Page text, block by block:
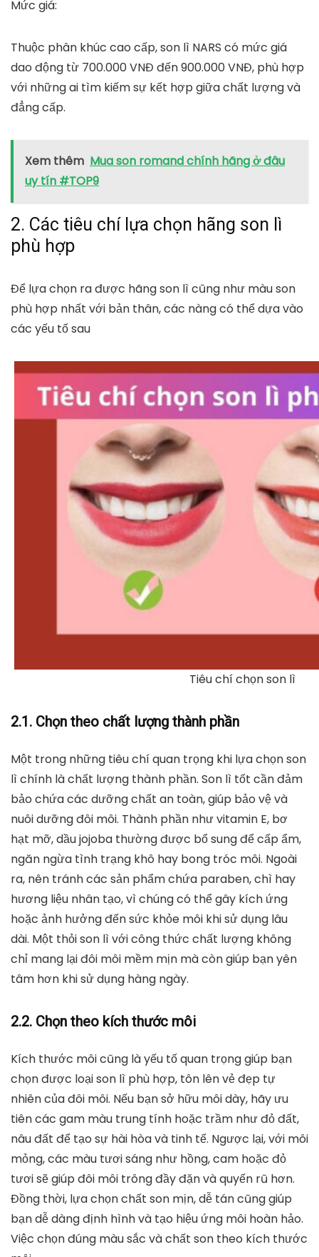
Mức giá:
Thuộc phân khúc cao cấp, son lì NARS có mức giá
dao động từ 700.000 VNĐ đến 900.000 VNĐ, phù hợp
với những ai tìm kiếm sự kết hợp giữa chất lượng và
đẳng cấp.
Xem thêm Mua son romand chính hãng ở đâu
uy tín #TOP9
2. Các tiêu chí lựa chọn hãng son lì
phù hợp
Để lựa chọn ra được hãng son lì cũng như màu son
phù hợp nhất với bản thân, các nàng có thể dựa vào
các yếu tố sau
Tiêu chí chọn son lì
2.1. Chọn theo chất lượng thành phần
Một trong những tiêu chí quan trọng khi lựa chọn son
lì chính làchất lượng thành phần. Son lì tốt cần đảm
bảo chứa các dưỡng chất an toàn, giúp bảo vệ và
nuôi dưỡng đôi môi. Thành phần nhưvitamin E, bơ
hạt mỡ, dầu jojoba thường được bổ sung để cấp ẩm,
ngăn ngừa tình trạng khô hay bong tróc môi. Ngoài
ra, nên tránh các sản phẩm chứa paraben, chì hay
hương liệu nhân tạo, vì chúng có thể gây kích ứng
hoặc ảnh hưởng đến sức khỏe môi khi sử dụng lâu
dài. Một thỏi son lì với công thức chất lượng không
chỉ mang lại đôi môi mềm mịn mà còn giúp bạn yên
tâm hơn khi sử dụng hàng ngày.
2.2. Chọn theo kích thước môi
Kích thước môi cũng là yếu tố quan trọng giúp bạn
chọn được loại son lì phù hợp, tôn lên vẻ đẹp tự
nhiên của đôi môi. Nếu bạn sở hữu môi dày, hãy ưu
tiên các gam màu trung tính hoặc trầm như đỏ đất,
nâu đất để tạo sự hài hòa và tinh tế. Ngược lại, với môi
mỏng, các màu tươi sáng như hồng, cam hoặc đỏ
tươi sẽ giúp đôi môi trông đầy đặn và quyến rũ hơn.
Đồng thời, lựa chọn chất son mịn, dễ tán cũng giúp
bạn dễ dàng định hình và tạo hiệu ứng môi hoàn hảo.
Việc chọn đúng màu sắc và chất son theo kích thước